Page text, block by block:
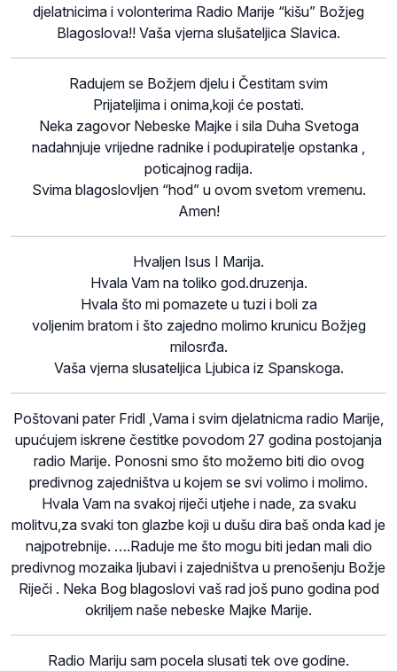
djelatnicima i volonterima Radio Marije “kišu” Božjeg
Blagoslova!! Vaša vjerna slušateljica Slavica.
Radujem se Božjem djelu i Čestitam svim
Prijateljima i onima,koji će postati.
Neka zagovor Nebeske Majke i sila Duha Svetoga
nadahnjuje vrijedne radnike i podupiratelje opstanka ,
poticajnog radija.
Svima blagoslovljen “hod” u ovom svetom vremenu.
Amen!
Hvaljen Isus I Marija.
Hvala Vam na toliko god.druzenja.
Hvala što mi pomazete u tuzi i boli za
voljenim bratom i što zajedno molimo krunicu Božjeg
milosrđa.
Vaša vjerna slusateljica Ljubica iz Spanskoga.
Poštovani pater Fridl ,Vama i svim djelatnicma radio Marije,
upućujem iskrene čestitke povodom 27 godina postojanja
radio Marije. Ponosni smo što možemo biti dio ovog
predivnog zajedništva u kojem se svi volimo i molimo.
Hvala Vam na svakoj riječi utjehe i nade, za svaku
molitvu,za svaki ton glazbe koji u dušu dira baš onda kad je
najpotrebnije. ….Raduje me što mogu biti jedan mali dio
predivnog mozaika ljubavi i zajedništva u prenošenju Božje
Riječi . Neka Bog blagoslovi vaš rad još puno godina pod
okriljem naše nebeske Majke Marije.
Radio Mariju sam pocela slusati tek ove godine.